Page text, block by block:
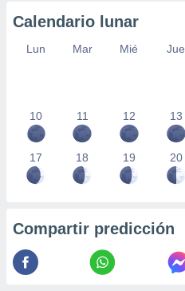
Calendario lunar
Lun Mar Mié Jue
10 11 12 13
17 18 19 20
Compartir predicción